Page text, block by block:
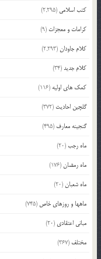
کتب اسلامی (2,295)
کرامات و معجزات (9)
کلام جاودان(2,293)
کلام جدید(34)
کمک های اولیه (116)
گلچین احادیث (372)
گنجینه معارف (495)
ماه رجب(20)
ماه رمضان(176)
ماه شعبان(20)
ماهها و روزهای خاص (745)
مبانی اعتقادی (20)
مختلف (367)